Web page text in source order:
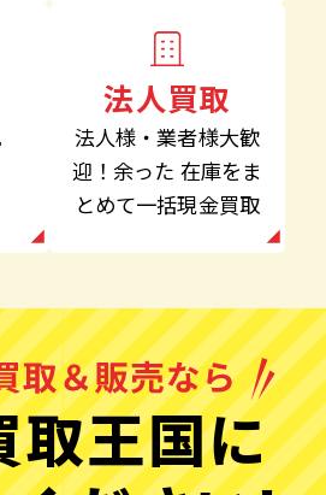
法人買取
法人様・業者様大歓
迎！余った 在庫をま
とめて一括現金買取
取王国に